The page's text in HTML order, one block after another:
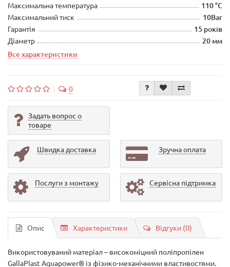
Максимальна температура 110 °C
Максимальний тиск 10Bar
Гарантія 15 років
Діаметр
20 мм
Все характеристики
0
Задать вопрос о
товаре
Швидка доставка Зручна оплата
Послуги з монтажу Сервісна підтримка
Опис Характеристики Відгуки (0)
Використовуваний матеріал – високоміцний поліпропілен
GallaPlast Aquapower® із фізико-механічними властивостями.